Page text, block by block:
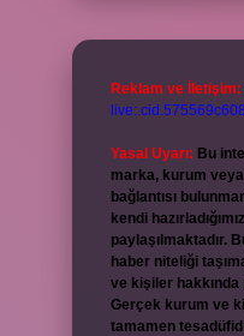
Reklam ve İletişim:
Yasal Uyarı: Bu
marka, kurum
bağlantısı
kendi
paylaşılmaktadır.
haber niteliği
ve kişiler hakkında
Gerçek kurum ve
tamamen